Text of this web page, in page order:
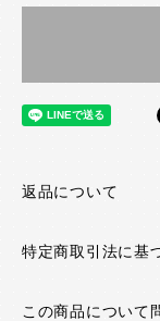
返品について
特定商取引法に基
この商品について